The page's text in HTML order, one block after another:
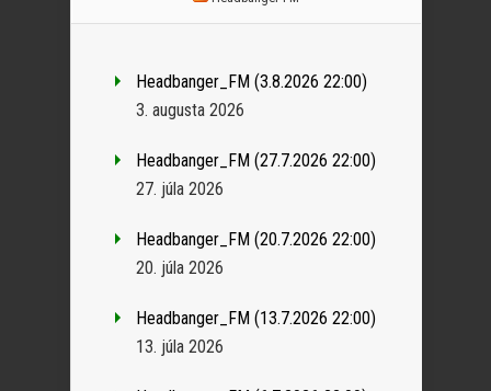
Headbanger_FM (3.8.2026 22:00)
3. augusta 2026
Headbanger_FM (27.7.2026 22:00)
27. júla 2026
Headbanger_FM (20.7.2026 22:00)
20. júla 2026
Headbanger_FM (13.7.2026 22:00)
13. júla 2026